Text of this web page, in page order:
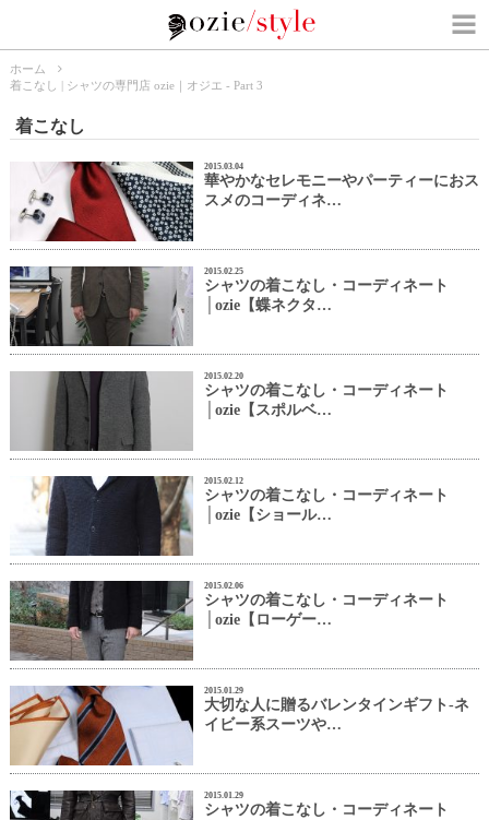
ホーム
着こなし | シャツの専門店 ozie｜オジエ - Part 3
着こなし
2015.03.04
華やかなセレモニーやパーティーにおス
スメのコーディネ…
2015.02.25
シャツの着こなし・コーディネート
│ozie【蝶ネクタ…
2015.02.20
シャツの着こなし・コーディネート
│ozie【スポルベ…
2015.02.12
シャツの着こなし・コーディネート
│ozie【ショール…
2015.02.06
シャツの着こなし・コーディネート
│ozie【ローゲー…
2015.01.29
大切な人に贈るバレンタインギフト-ネ
イビー系スーツや…
2015.01.29
シャツの着こなし・コーディネート